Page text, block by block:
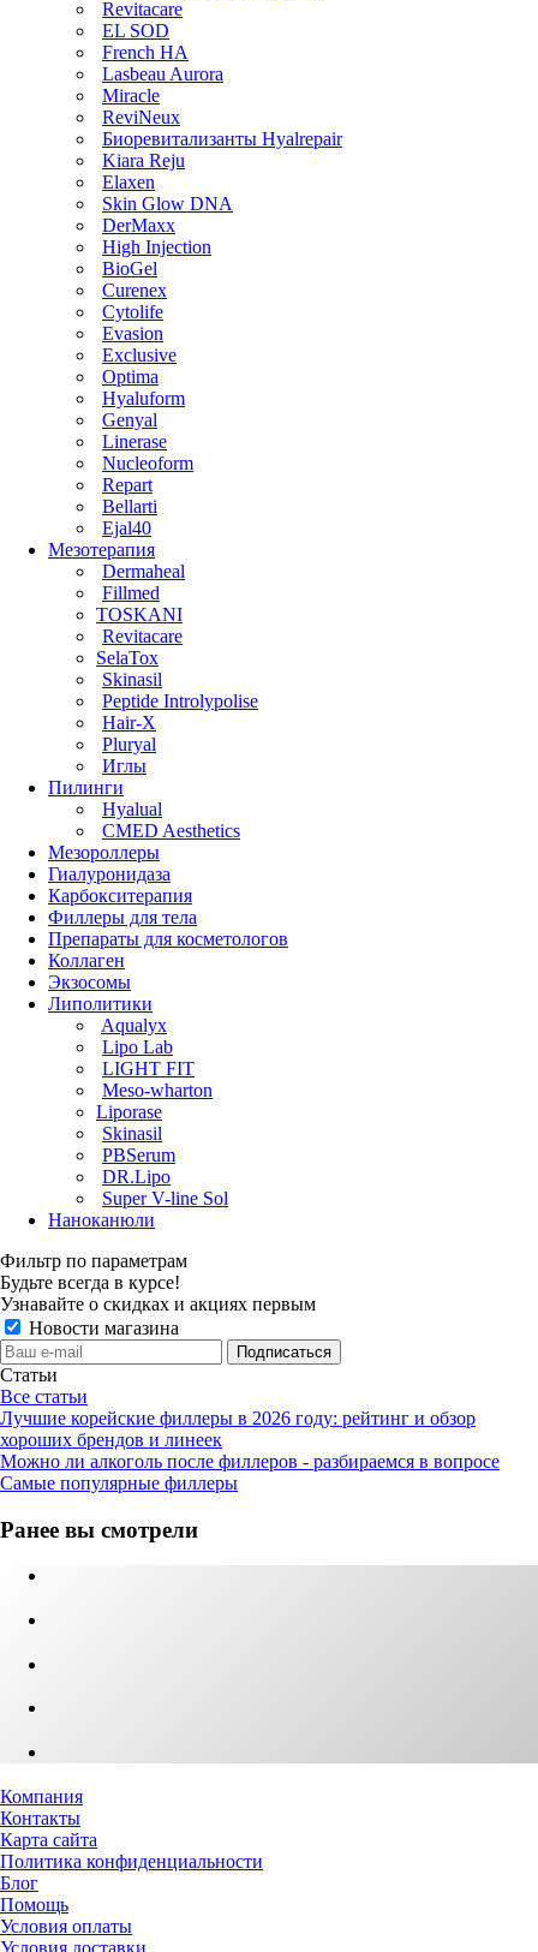
Revitacare
EL SOD
French HA
Lasbeau Aurora
Miracle
ReviNeux
Биоревитализанты Hyalrepair
Kiara Reju
Elaxen
Skin Glow DNA
DerMaxx
High Injection
BioGel
Curenex
Cytolife
Evasion
Exclusive
Optima
Hyaluform
Genyal
Linerase
Nucleoform
Repart
Bellarti
Ejal40
Мезотерапия
Dermaheal
Fillmed
TOSKANI
Revitacare
SelaTox
Skinasil
Peptide Introlypolise
Hair-X
Pluryal
Иглы
Пилинги
Hyalual
CMED Aesthetics
Мезороллеры
Гиалуронидаза
Карбокситерапия
Филлеры для тела
Препараты для косметологов
Коллаген
Экзосомы
Липолитики
Aqualyx
Lipo Lab
LIGHT FIT
Meso-wharton
Liporase
Skinasil
PBSerum
DR.Lipo
Super V-line Sol
Наноканюли
Фильтр по параметрам
Будьте всегда в курсе!
Узнавайте о скидках и акциях первым
Новости магазина
Статьи
Все статьи
Лучшие корейские филлеры в 2026 году: рейтинг и обзор
хороших брендов и линеек
Можно ли алкоголь после филлеров - разбираемся в вопросе
Самые популярные филлеры
Ранее вы смотрели
Компания
Контакты
Карта сайта
Политика конфиденциальности
Блог
Помощь
Условия оплаты
Условия доставки